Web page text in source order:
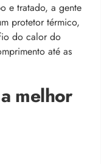
e tratado, a gente
protetor térmico,
do calor do
até as
melhor